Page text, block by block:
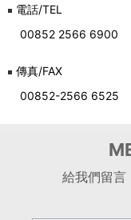
電話/TEL
00852 2566 6900
傳真/FAX
00852-2566 6525
給我們留言